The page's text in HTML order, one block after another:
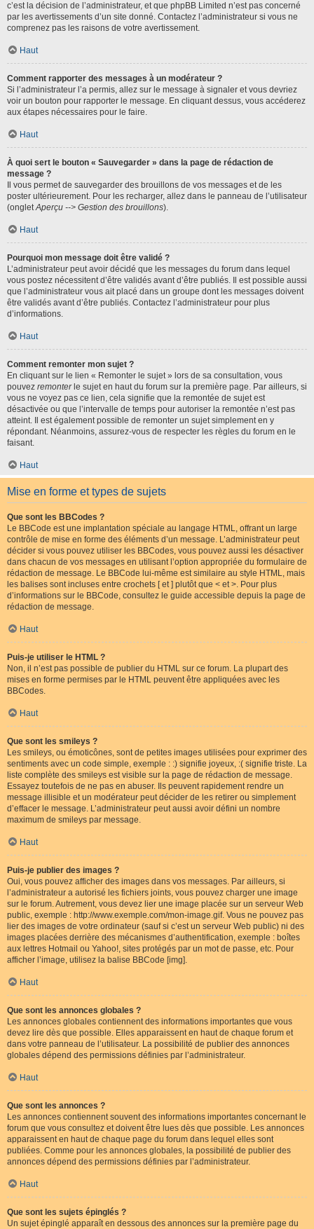
c’est la décision de l’administrateur, et que phpBB Limited n’est pas concerné
par les avertissements d’un site donné. Contactez l’administrateur si vous ne
comprenez pas les raisons de votre avertissement.
Haut
Comment rapporter des messages à un modérateur ?
Si l’administrateur l’a permis, allez sur le message à signaler et vous devriez
voir un bouton pour rapporter le message. En cliquant dessus, vous accéderez
aux étapes nécessaires pour le faire.
Haut
À quoi sert le bouton « Sauvegarder » dans la page de rédaction de
message ?
Il vous permet de sauvegarder des brouillons de vos messages et de les
poster ultérieurement. Pour les recharger, allez dans le panneau de l’utilisateur
(ongletAperçu --> Gestion des brouillons).
Haut
Pourquoi mon message doit être validé ?
L’administrateur peut avoir décidé que les messages du forum dans lequel
vous postez nécessitent d’être validés avant d’être publiés. Il est possible aussi
que l’administrateur vous ait placé dans un groupe dont les messages doivent
être validés avant d’être publiés. Contactez l’administrateur pour plus
d’informations.
Haut
Comment remonter mon sujet ?
En cliquant sur le lien « Remonter le sujet » lors de sa consultation, vous
pouvez remonterle sujet en haut du forum sur la première page. Par ailleurs, si
vous ne voyez pas ce lien, cela signifie que la remontée de sujet est
désactivée ou que l’intervalle de temps pour autoriser la remontée n’est pas
atteint. Il est également possible de remonter un sujet simplement en y
répondant. Néanmoins, assurez-vous de respecter les règles du forum en le
faisant.
Haut
Mise en forme et types de sujets
Que sont les BBCodes ?
Le BBCode est une implantation spéciale au langage HTML, offrant un large
contrôle de mise en forme des éléments d’un message. L’administrateur peut
décider si vous pouvez utiliser les BBCodes, vous pouvez aussi les désactiver
dans chacun de vos messages en utilisant l’option appropriée du formulaire de
rédaction de message. Le BBCode lui-même est similaire au style HTML, mais
les balises sont incluses entre crochets [ et ] plutôt que < et >. Pour plus
d’informations sur le BBCode, consultez le guide accessible depuis la page de
rédaction de message.
Haut
Puis-je utiliser le HTML ?
Non, il n’est pas possible de publier du HTML sur ce forum. La plupart des
mises en forme permises par le HTML peuvent être appliquées avec les
BBCodes.
Haut
Que sont les smileys ?
Les smileys, ou émoticônes, sont de petites images utilisées pour exprimer des
sentiments avec un code simple, exemple : :) signifie joyeux, :( signifie triste. La
liste complète des smileys est visible sur la page de rédaction de message.
Essayez toutefois de ne pas en abuser. Ils peuvent rapidement rendre un
message illisible et un modérateur peut décider de les retirer ou simplement
d’effacer le message. L’administrateur peut aussi avoir défini un nombre
maximum de smileys par message.
Haut
Puis-je publier des images ?
Oui, vous pouvez afficher des images dans vos messages. Par ailleurs, si
l’administrateur a autorisé les fichiers joints, vous pouvez charger une image
sur le forum. Autrement, vous devez lier une image placée sur un serveur Web
public, exemple : http://www.exemple.com/mon-image.gif. Vous ne pouvez pas
lier des images de votre ordinateur (sauf si c’est un serveur Web public) ni des
images placées derrière des mécanismes d’authentification, exemple : boîtes
aux lettres Hotmail ou Yahoo!, sites protégés par un mot de passe, etc. Pour
afficher l’image, utilisez la balise BBCode [img].
Haut
Que sont les annonces globales ?
Les annonces globales contiennent des informations importantes que vous
devez lire dès que possible. Elles apparaissent en haut de chaque forum et
dans votre panneau de l’utilisateur. La possibilité de publier des annonces
globales dépend des permissions définies par l’administrateur.
Haut
Que sont les annonces ?
Les annonces contiennent souvent des informations importantes concernant le
forum que vous consultez et doivent être lues dès que possible. Les annonces
apparaissent en haut de chaque page du forum dans lequel elles sont
publiées. Comme pour les annonces globales, la possibilité de publier des
annonces dépend des permissions définies par l’administrateur.
Haut
Que sont les sujets épinglés ?
Un sujet épinglé apparaît en dessous des annonces sur la première page du